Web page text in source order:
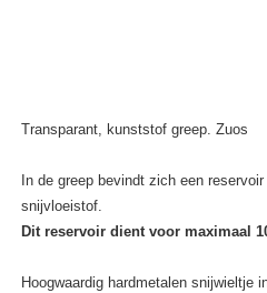
Transparant, kunststof greep. Zuos
In de greep bevindt zich een
snijvloeistof.
Dit reservoir dient voor maximaal
Hoogwaardig hardmetalen snijwieltje